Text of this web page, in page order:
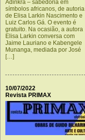
Adinkra – sabedoria em
símbolos africanos, de autoria
de Elisa Larkin Nascimento e
Luiz Carlos Gá. O evento é
gratuito. Na ocasião, a autora
Elisa Larkin conversa com
Jaime Lauriano e Kabengele
Munanga, mediada por José
[…]
10/07/2022
Revista PRIMAX